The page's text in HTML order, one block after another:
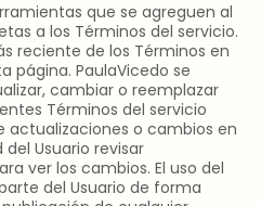
que se agreguen al
a los Términos del servicio.
reciente de los Términos en
página. PaulaVicedo se
cambiar o reemplazar
Términos del servicio
actualizaciones o cambios en
del Usuario revisar
ver los cambios. El uso del
del Usuario de forma